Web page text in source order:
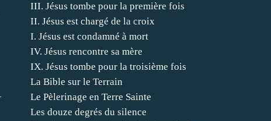
III. Jésus tombe pour la première fois
II. Jésus est chargé de la croix
I. Jésus est condamné à mort
IV. Jésus rencontre sa mère
IX. Jésus tombe pour la troisième fois
La Bible sur le Terrain
Le Pèlerinage en Terre Sainte
Les douze degrés du silence